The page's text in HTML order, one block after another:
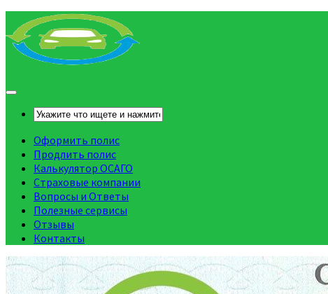
Оформить полис
Продлить полис
Калькулятор ОСАГО
Страховые компании
Вопросы и Ответы
Полезные сервисы
Отзывы
Контакты